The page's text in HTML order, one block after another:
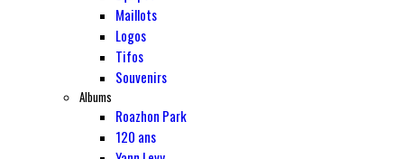
Maillots
Logos
Tifos
Souvenirs
Albums
Roazhon Park
120 ans